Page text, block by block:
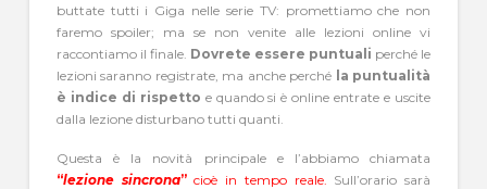
buttate tutti i Giga nelle serie TV: promettiamo che non
faremo spoiler; ma se non venite alle lezioni online vi
raccontiamo il finale. Dovrete essere puntuali perché le
lezioni saranno registrate, ma anche perché la puntualità
è indice di rispetto e quando si è online entrate e uscite
dalla lezione disturbano tutti quanti.
Questa è la novità principale e l’abbiamo chiamata
“lezione sincrona”cioè in tempo reale.
Sull’orario sarà